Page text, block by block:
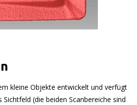
kleine Objekte entwickelt und verfügt
(die beiden Scanbereiche sind